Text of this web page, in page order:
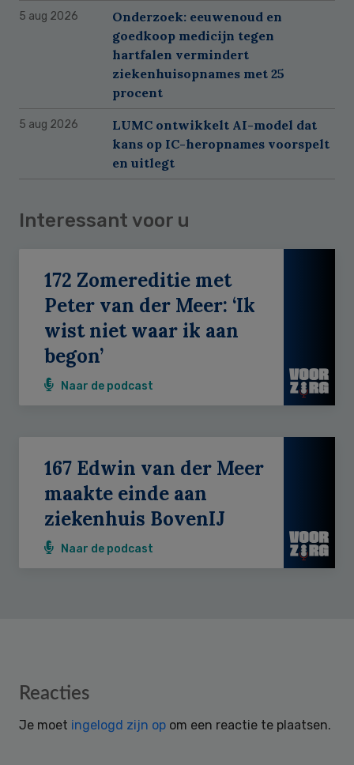
5 aug 2026
Onderzoek: eeuwenoud en
goedkoop medicijn tegen
hartfalen vermindert
ziekenhuisopnames met 25
procent
5 aug 2026
LUMC ontwikkelt AI-model dat
kans op IC-heropnames voorspelt
en uitlegt
Interessant voor u
172 Zomereditie met
Peter van der Meer: ‘Ik
wist niet waar ik aan
begon’
Naar de podcast
167 Edwin van der Meer
maakte einde aan
ziekenhuis BovenIJ
Naar de podcast
Reader
Reacties
Je moet ingelogd zijn op om een reactie te plaatsen.